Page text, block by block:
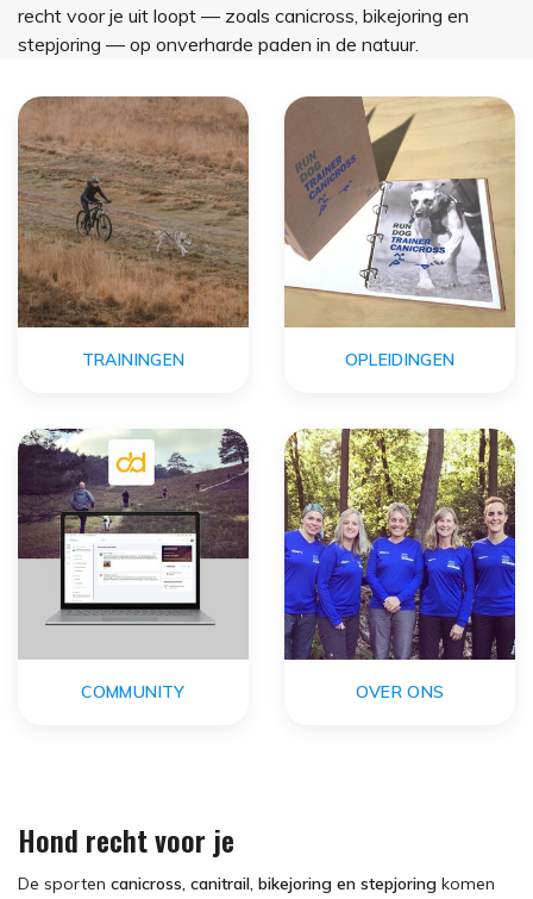
recht voor je uit loopt — zoals canicross, bikejoring en
stepjoring — op onverharde paden in de natuur.
TRAININGEN OPLEIDINGEN
COMMUNITY OVER ONS
Hond recht voor je
De sporten canicross, canitrail, bikejoring en stepjoring komen